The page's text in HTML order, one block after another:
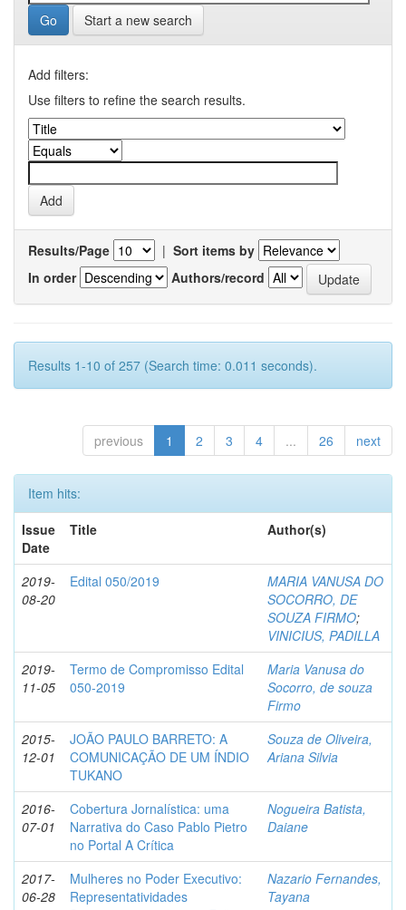
Start a new search
Add filters:
Use filters to refine the search results.
Results/Page | Sort items by
In order
Authors/record
Results 1-10 of 257 (Search time: 0.011 seconds).
previous 1 2 3 4 ... 26 next
Item hits:
Issue
Date
Title Author(s)
2019-
08-20
Edital 050/2019
MARIA VANUSA DO
SOCORRO, DE
SOUZA FIRMO;
VINICIUS, PADILLA
2019-
11-05
Termo de Compromisso Edital
050-2019
Maria Vanusa do
Socorro, de souza
Firmo
2015-
12-01
JOÃO PAULO BARRETO: A
COMUNICAÇÃO DE UM ÍNDIO
TUKANO
Souza de Oliveira,
Ariana Silvia
2016-
07-01
Cobertura Jornalística: uma
Narrativa do Caso Pablo Pietro
no Portal A Crítica
Nogueira Batista,
Daiane
2017-
06-28
Mulheres no Poder Executivo:
Representatividades
Nazario Fernandes,
Tayana